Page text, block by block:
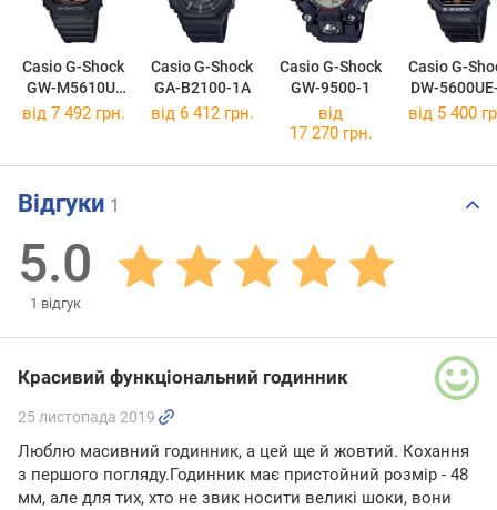
Casio G-Shock
GW-M5610U-
1E
Casio G-Shock
GA-B2100-1A
Casio G-Shock
GW-9500-1
Casio G-
DW-
від 7 492 грн. від 6 412 грн.
від
17 270 грн.
від 5 400
Відгуки 1
5.0
1 відгук
Красивий функціональний годинник
25 листопада 2019
Люблю масивний годинник, а цей ще й жовтий. Кохання
з першого погляду.Годинник має пристойний розмір - 48
мм, але для тих, хто не звик носити великі шоки, вони